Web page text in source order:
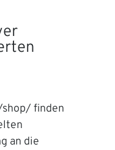
finden
an die